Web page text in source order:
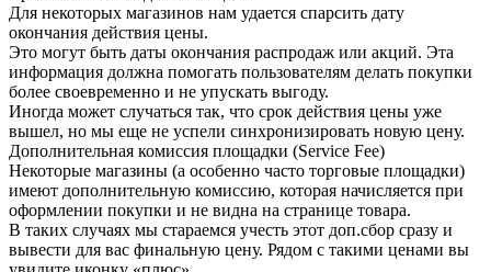
Для некоторых магазинов нам удается спарсить дату
окончания действия цены.
Это могут быть даты окончания распродаж или акций. Эта
информация должна помогать пользователям делать покупки
более своевременно и не упускать выгоду.
Иногда может случаться так, что срок действия цены уже
вышел, но мы еще не успели синхронизировать новую цену.
Дополнительная комиссия площадки (Service Fee)
Некоторые магазины (а особенно часто торговые площадки)
имеют дополнительную комиссию, которая начисляется при
оформлении покупки и не видна на странице товара.
В таких случаях мы стараемся учесть этот доп.сбор сразу и
вывести для вас финальную цену. Рядом с такими ценами вы